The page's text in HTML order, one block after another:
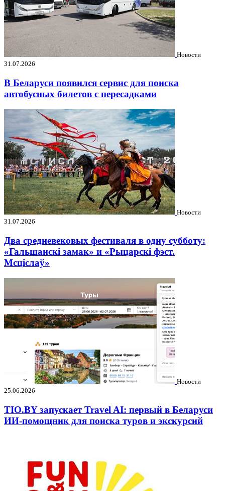
Новости
31.07.2026
В Беларуси появился сервис для поиска
автобусных билетов с пересадками
Новости
31.07.2026
Два средневековых фестиваля в одну субботу:
«Гальшанскі замак» и «Рыцарскі фэст.
Мсціслаў»
Новости
25.06.2026
TIO.BY запускает Travel AI: первый в Беларуси
ИИ-помощник для поиска туров и экскурсий